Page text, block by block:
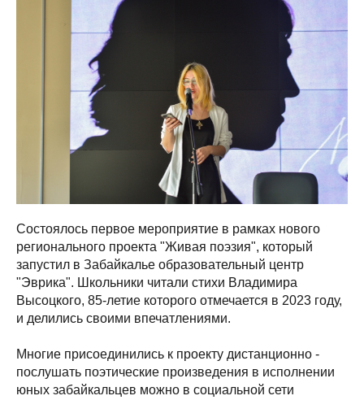
Состоялось первое мероприятие в рамках нового
регионального проекта "Живая поэзия", который
запустил в Забайкалье образовательный центр
"Эврика". Школьники читали стихи Владимира
Высоцкого, 85-летие которого отмечается в 2023 году,
и делились своими впечатлениями.
Многие присоединились к проекту дистанционно -
послушать поэтические произведения в исполнении
юных забайкальцев можно в социальной сети